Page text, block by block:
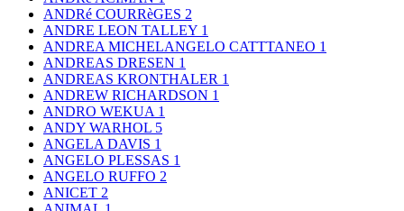
ANDRé COURRèGES 2
ANDRE LEON TALLEY 1
ANDREA MICHELANGELO CATTTANEO 1
ANDREAS DRESEN 1
ANDREAS KRONTHALER 1
ANDREW RICHARDSON 1
ANDRO WEKUA 1
ANDY WARHOL 5
ANGELA DAVIS 1
ANGELO PLESSAS 1
ANGELO RUFFO 2
ANICET 2